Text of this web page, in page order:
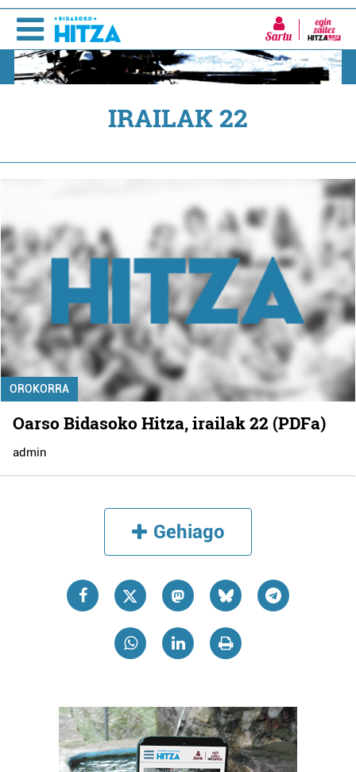
Sartu
IRAILAK 22
OROKORRA
Oarso Bidasoko Hitza, irailak 22 (PDFa)
admin
Gehiago